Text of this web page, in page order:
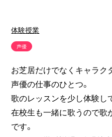
体験授業
声優
お芝居だけでなくキャラク
声優の仕事のひとつ。
歌のレッスンを少し体験し
在校生も一緒に歌うので歌
です。